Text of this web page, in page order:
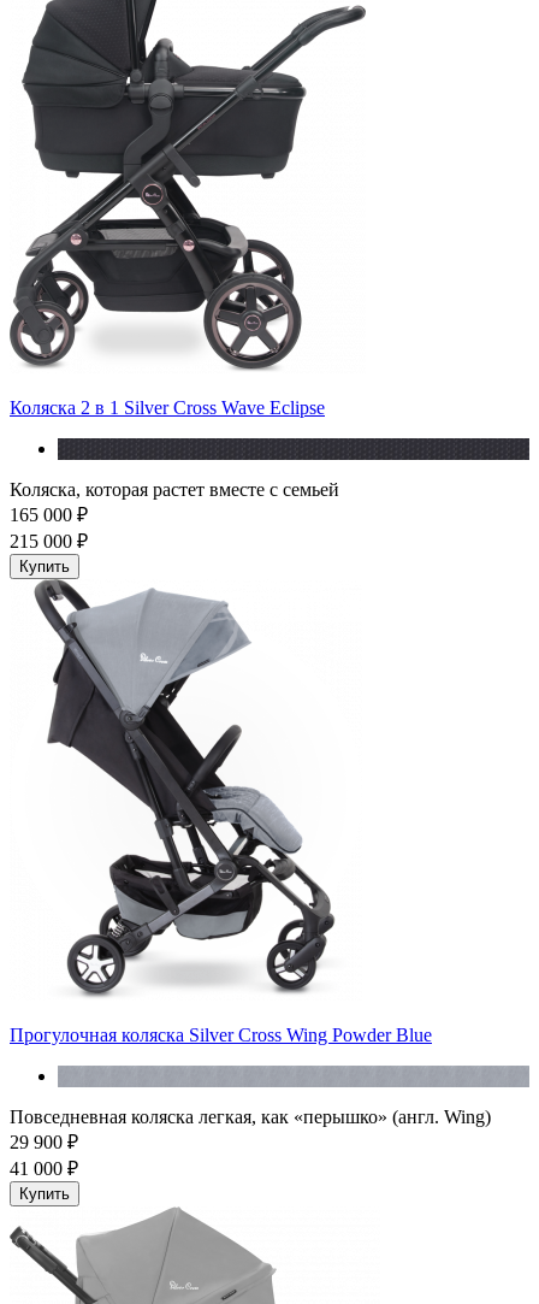
Коляска 2 в 1 Silver Cross Wave Eclipse
Коляска, которая растет вместе с семьей
165 000 ₽
215 000 ₽
Купить
Прогулочная коляска Silver Cross Wing Powder Blue
Повседневная коляска легкая, как «перышко» (англ. Wing)
29 900 ₽
41 000 ₽
Купить